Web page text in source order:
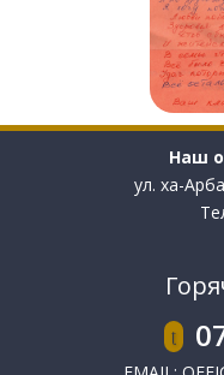
Наш
ул. ха-